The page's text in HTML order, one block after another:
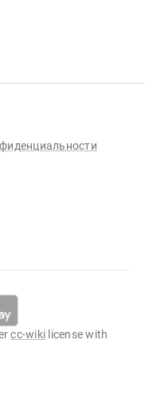
cc-wiki license with